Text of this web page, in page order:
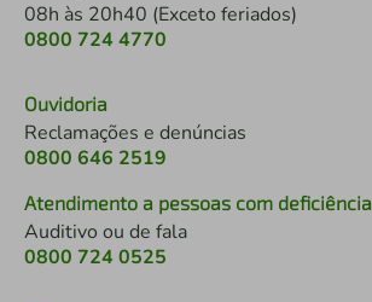
08h às 20h40 (Exceto feriados)
0800 724 4770
Ouvidoria
Reclamações e denúncias
0800 646 2519
Atendimento a pessoas com deficiência
Auditivo ou de fala
0800 724 0525